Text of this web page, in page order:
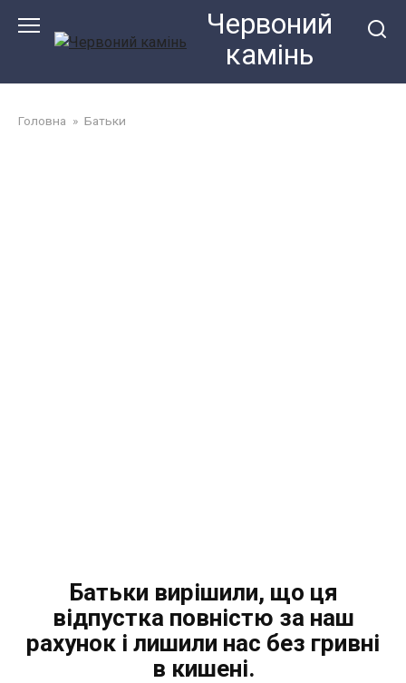
Червоний
камiнь
Головна » Батьки
Батьки вирішили, що ця
відпустка повністю за наш
рахунок і лишили нас без гривні
в кишені.